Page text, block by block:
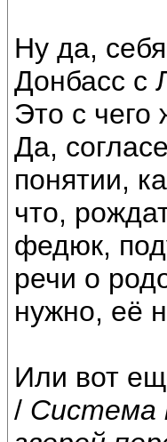
Ну да,
Донбасс с
Это с чего
Да,
понятии,
что,
федюк,
речи о
нужно, её
Или вот
/ Система